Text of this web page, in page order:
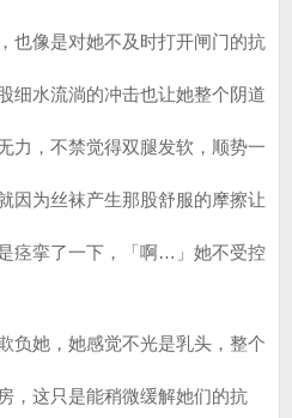
也像是对她不及时打开闸门的抗
细水流淌的冲击也让她整个阴道
力，不禁觉得双腿发软，顺势一
因为丝袜产生那股舒服的摩擦让
痉挛了一下，「啊…」她不受控
她，她感觉不光是乳头，整个
，这只是能稍微缓解她们的抗